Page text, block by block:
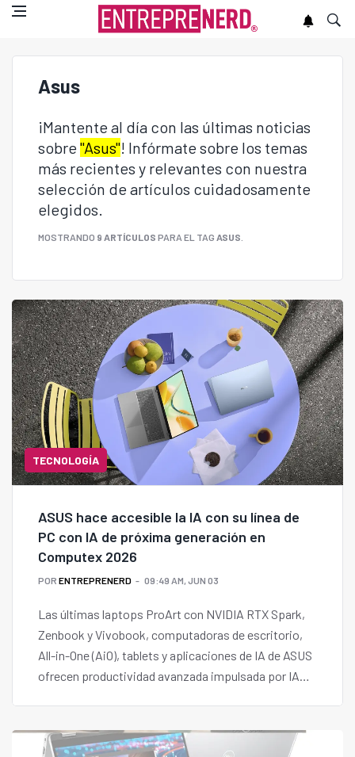
Asus
¡Mantente al día con las últimas noticias
sobre "Asus"! Infórmate sobre los temas
más recientes y relevantes con nuestra
selección de artículos cuidadosamente
elegidos.
MOSTRANDO 9 ARTÍCULOS PARA EL TAG ASUS
TECNOLOGÍA
ASUS hace accesible la IA con su línea de
PC con IA de próxima generación en
Computex 2026
POR ENTREPRENERD 09:49 AM, JUN 03
Las últimas laptops ProArt con NVIDIA RTX Spark,
Zenbook y Vivobook, computadoras de escritorio,
All-in-One (AiO), tablets y aplicaciones de IA de ASUS
ofrecen productividad avanzada impulsada por IA